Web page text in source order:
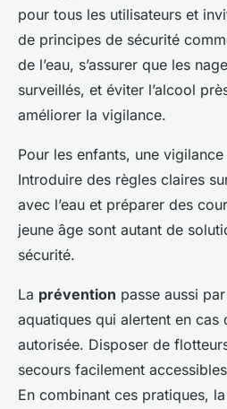
pour tous les utilisateurs et
de principes de sécurité
de l’eau, s’assurer que les
surveillés, et éviter l’alcool
améliorer la vigilance.
Pour les enfants, une
Introduire des règles claires
avec l’eau et préparer des
jeune âge sont autant de
sécurité.
La prévention passe aussi
aquatiques qui alertent en cas
autorisée. Disposer de
secours facilement
En combinant ces pratiques,